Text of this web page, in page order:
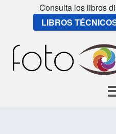
Consulta los libros
LIBROS
content